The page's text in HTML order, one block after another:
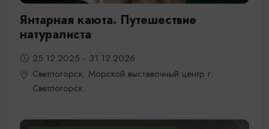
Янтарная каюта. Путешествие
натуралиста
25.12.2025 - 31.12.2026
Светлогорск, Морской выставочный центр г.
Светлогорск